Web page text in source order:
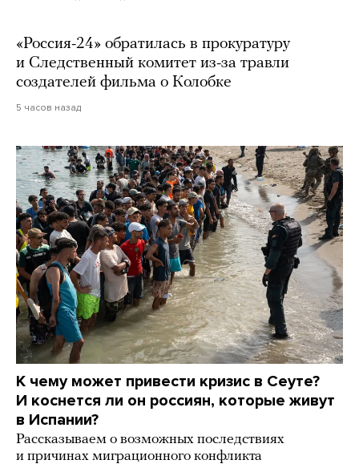
«Россия-24» обратилась в прокуратуру
и Следственный комитет из-за травли
создателей фильма о Колобке
5 часов назад
К чему может привести кризис в Сеуте?
И коснется ли он россиян, которые живут
в Испании?
Рассказываем о возможных последствиях
и причинах миграционного конфликта